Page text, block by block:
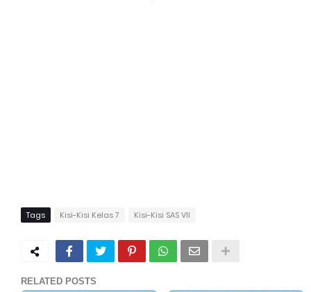
Tags Kisi-Kisi Kelas 7 Kisi-Kisi SAS VII
RELATED POSTS